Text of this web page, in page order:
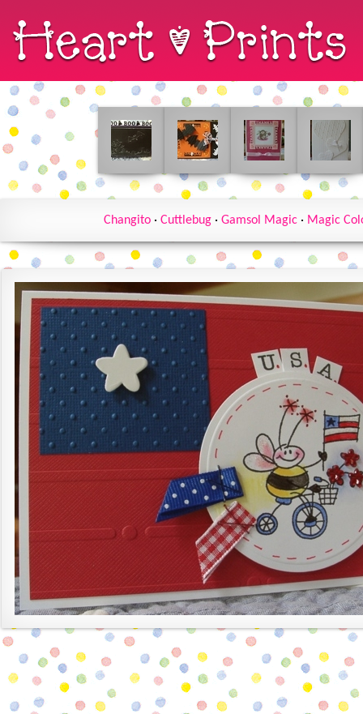
Changito · Cuttlebug · Gamsol Magic · Magic